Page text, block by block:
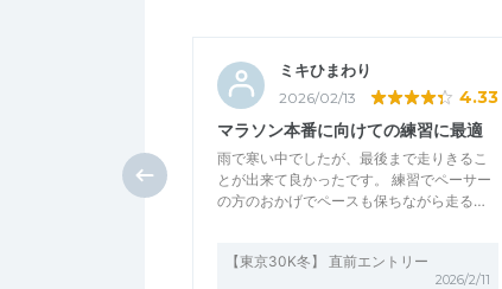
ミキひまわり
2026/02/13 4.33
マラソン本番に向けての練習に最適
雨で寒い中でしたが、最後まで走りきるこ
とが出来て良かったです。 練習でペーサー
の方のおかげでペースも保ちながら走る…
【東京30K冬】 直前エントリー
2026/2/11